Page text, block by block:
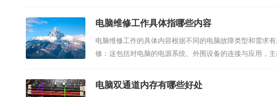
电脑维修工作具体指哪些内容
电脑维修工作的具体内容根据不同的电脑故障类型和需求
修：这包括对电脑的电源系统、外围设备的连接与应用，
电脑双通道内存有哪些好处